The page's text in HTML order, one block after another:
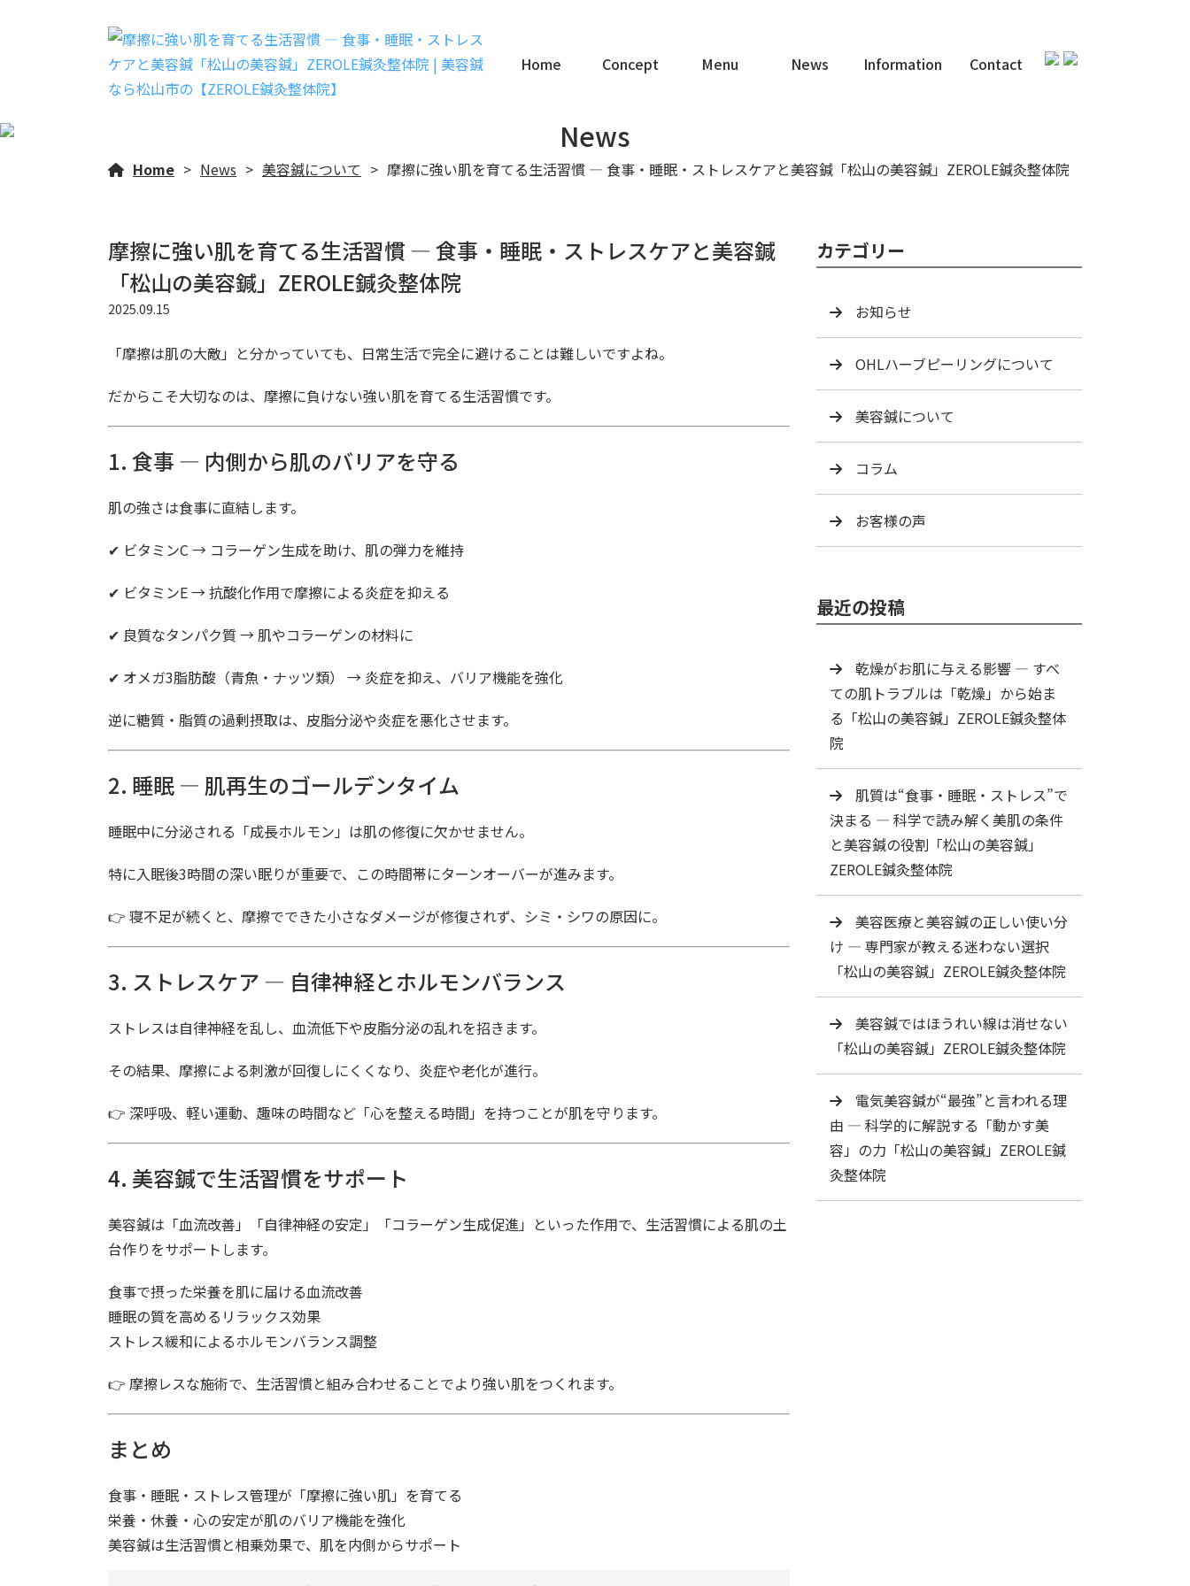
Home Concept Menu News Information Contact
News
Home News 美容鍼について 摩擦に強い肌を育てる生活習慣 ― 食事・睡眠・ストレスケアと美容鍼「松山の美容鍼」ZEROLE鍼灸整体院
摩擦に強い肌を育てる生活習慣 ― 食事・睡眠・ストレスケアと美容鍼
「松山の美容鍼」ZEROLE鍼灸整体院
2025.09.15
「摩擦は肌の大敵」と分かっていても、日常生活で完全に避けることは難しいですよね。
だからこそ大切なのは、 摩擦に負けない強い肌を育てる生活習慣です。
1. 食事 ― 内側から肌のバリアを守る
肌の強さは食事に直結します。
✔ ビタミンC → コラーゲン生成を助け、肌の弾力を維持
✔ ビタミンE → 抗酸化作用で摩擦による炎症を抑える
✔ 良質なタンパク質 → 肌やコラーゲンの材料に
✔ オメガ3脂肪酸（青魚・ナッツ類） → 炎症を抑え、バリア機能を強化
逆に糖質・脂質の過剰摂取は、皮脂分泌や炎症を悪化させます。
2. 睡眠 ― 肌再生のゴールデンタイム
睡眠中に分泌される「成長ホルモン」は肌の修復に欠かせません。
特に入眠後3時間の深い眠りが重要で、この時間帯にターンオーバーが進みます。
👉 寝不足が続くと、摩擦でできた小さなダメージが修復されず、シミ・シワの原因に。
3. ストレスケア ― 自律神経とホルモンバランス
ストレスは自律神経を乱し、血流低下や皮脂分泌の乱れを招きます。
その結果、摩擦による刺激が回復しにくくなり、炎症や老化が進行。
👉 深呼吸、軽い運動、趣味の時間など「心を整える時間」を持つことが肌を守ります。
4. 美容鍼で生活習慣をサポート
美容鍼は「血流改善」「自律神経の安定」「コラーゲン生成促進」といった作用で、生活習慣による肌の土
台作りをサポートします。
食事で摂った栄養を肌に届ける血流改善
睡眠の質を高めるリラックス効果
ストレス緩和によるホルモンバランス調整
👉 摩擦レスな施術で、生活習慣と組み合わせることでより強い肌をつくれます。
まとめ
食事・睡眠・ストレス管理が「摩擦に強い肌」を育てる
栄養・休養・心の安定が肌のバリア機能を強化
美容鍼は生活習慣と相乗効果で、肌を内側からサポート
カテゴリー
お知らせ
OHLハーブピーリングについて
美容鍼について
コラム
お客様の声
最近の投稿
乾燥がお肌に与える影響 ― すべ
ての肌トラブルは「乾燥」から始ま
る「松山の美容鍼」ZEROLE鍼灸整体
院
肌質は“食事・睡眠・ストレス”で
決まる ― 科学で読み解く美肌の条件
と美容鍼の役割「松山の美容鍼」
ZEROLE鍼灸整体院
美容医療と美容鍼の正しい使い分
け ― 専門家が教える迷わない選択
「松山の美容鍼」ZEROLE鍼灸整体院
美容鍼ではほうれい線は消せない
「松山の美容鍼」ZEROLE鍼灸整体院
電気美容鍼が“最強”と言われる理
由 ― 科学的に解説する「動かす美
容」の力「松山の美容鍼」ZEROLE鍼
灸整体院